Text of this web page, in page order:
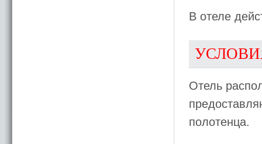
В отеле
Отель
полотенца.